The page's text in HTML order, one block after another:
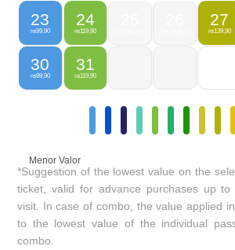
23
R$99,90
24
R$119,90
27
R$139,90
30
R$99,90
31
R$119,90
Menor Valor
*Suggestion of the lowest value on the
ticket, valid for advance purchases up
visit. In case of combo, the value applied
to the lowest value of the individual
combo.